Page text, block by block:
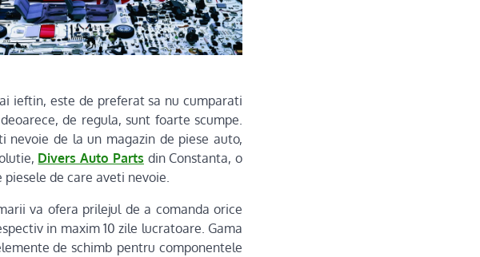
ieftin, este de preferat sa nu cumparati
de regula, sunt foarte scumpe.
de la un magazin de piese auto,
Divers Auto Parts din Constanta, o
de care aveti nevoie.
va ofera prilejul de a comanda orice
in maxim 10 zile lucratoare. Gama
de schimb pentru componentele